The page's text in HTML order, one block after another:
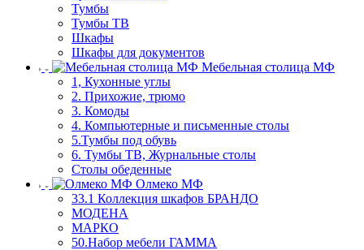
Тумбы
Тумбы ТВ
Шкафы
Шкафы для документов
Мебельная столица МФ
1, Кухонные углы
2. Прихожие, трюмо
3. Комоды
4. Компьютерные и письменные столы
5.Тумбы под обувь
6. Тумбы ТВ, Журнальные столы
Столы обеденные
Олмеко МФ
33.1 Коллекция шкафов БРАНДО
МОДЕНА
МАРКО
50.Набор мебели ГАММА